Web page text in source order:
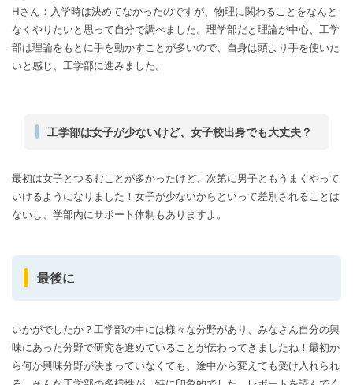
Hさん：入学時は決めてなかったのですが、物理に関わることをなんと
なくやりたいと思って自分で調べました。理学部だと理論が中心、工学
部は理論をもとに手を動かすことが多いので、自身は頭より手を使いた
いと感じ、工学部に進みました。
工学部は女子が少ないけど、女子校出身でも大丈夫？
最初は女子とつるむことが多かったけど、次第に男子ともうまくやって
いけるようになりました！女子が少ないからといって差別されることは
ないし、学部内にサポート体制もありますよ。
最後に
いかがでしたか？工学部の中には様々な分野があり、みなさん自分の興
味にあった分野で研究を進めていることが伝わってきましたね！最初か
ら何か興味分野が決まっていなくても、途中から変えても受け入れられ